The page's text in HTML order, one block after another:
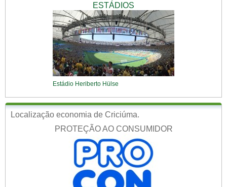
ESTÁDIOS
Estádio Heriberto Hülse
Localização economia de Criciúma.
PROTEÇÃO AO CONSUMIDOR